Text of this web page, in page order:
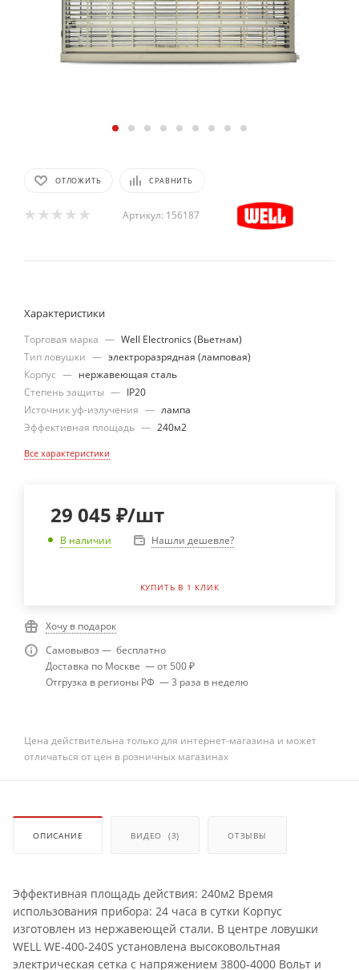
ОТЛОЖИТЬ СРАВНИТЬ
Артикул: 156187
Характеристики
Торговая марка — Well Electronics (Вьетнам)
Тип ловушки — электроразрядная (ламповая)
Корпус — нержавеющая сталь
Степень защиты — IP20
Источник уф-излучения — лампа
Эффективная площадь — 240м2
Все характеристики
29 045 ₽/шт
В наличии Нашли дешевле?
КУПИТЬ В 1 КЛИК
Хочу в подарок
Самовывоз — бесплатно
Доставка по Москве — от 500 ₽
Отгрузка в регионы РФ — 3 раза в неделю
Цена действительна только для интернет-магазина и может
отличаться от цен в розничных магазинах
ОПИСАНИЕ ВИДЕО (3) ОТЗЫВЫ
Эффективная площадь действия: 240м2 Время
использования прибора: 24 часа в сутки Корпус
изготовлен из нержавеющей стали. В центре ловушки
WELL WE-400-240S установлена высоковольтная
электрическая сетка с напряжением 3800-4000 Вольт и